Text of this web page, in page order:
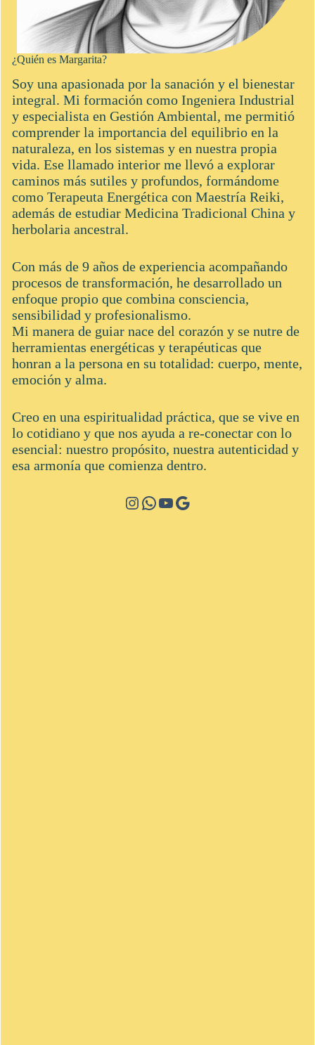
¿Quién es Margarita?
Soy una apasionada por la sanación y el bienestar
integral. Mi formación como Ingeniera Industrial
y especialista en Gestión Ambiental, me permitió
comprender la importancia del equilibrio en la
naturaleza, en los sistemas y en nuestra propia
vida. Ese llamado interior me llevó a explorar
caminos más sutiles y profundos, formándome
como Terapeuta Energética con Maestría Reiki,
además de estudiar Medicina Tradicional China y
herbolaria ancestral.
Con más de 9 años de experiencia acompañando
procesos de transformación, he desarrollado un
enfoque propio que combina consciencia,
sensibilidad y profesionalismo.
Mi manera de guiar nace del corazón y se nutre de
herramientas energéticas y terapéuticas que
honran a la persona en su totalidad: cuerpo, mente,
emoción y alma.
Creo en una espiritualidad práctica, que se vive en
lo cotidiano y que nos ayuda a re-conectar con lo
esencial: nuestro propósito, nuestra autenticidad y
esa armonía que comienza dentro.
Instagram WhatsApp YouTube Google